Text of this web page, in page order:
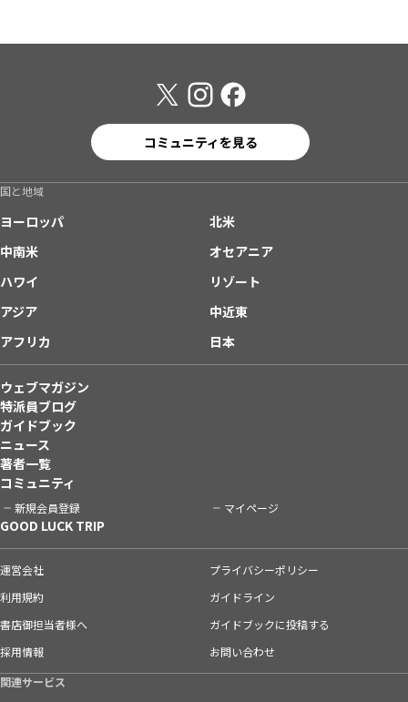
コミュニティを見る
国と地域
ヨーロッパ
北米
中南米
オセアニア
ハワイ
リゾート
アジア
中近東
アフリカ
日本
ウェブマガジン
特派員ブログ
ガイドブック
ニュース
著者一覧
コミュニティ
新規会員登録 マイページ
GOOD LUCK TRIP
運営会社
プライバシーポリシー
利用規約
ガイドライン
書店御担当者様へ
ガイドブックに投稿する
採用情報
お問い合わせ
関連サービス